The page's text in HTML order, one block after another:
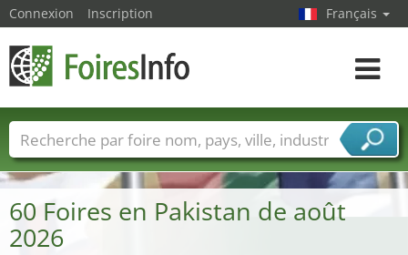
60 Foires en Pakistan de août
2026
Connexion Inscription Français
Toggle
Foire noms Pays Villes
Secteurs de foire
Secteurs du fournisseur de services